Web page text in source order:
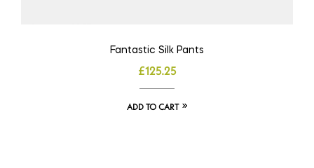
Fantastic Silk Pants
£125.25
ADD TO CART